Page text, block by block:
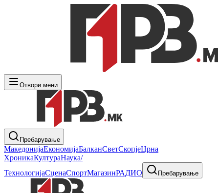
Отвори мени
Пребарување
МакедонијаЕкономијаБалканСветСкопјеЦрна
ХроникаКултураНаука/
ТехнологијаСценаСпортМагазинРАДИО Пребарување